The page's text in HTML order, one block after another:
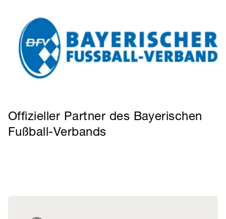
Offizieller Partner des Bayerischen
Fußball-Verbands